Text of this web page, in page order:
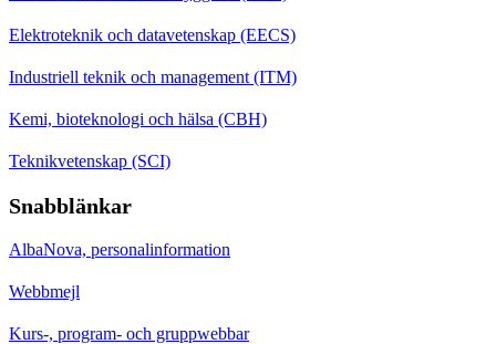
Elektroteknik och datavetenskap (EECS)
Industriell teknik och management (ITM)
Kemi, bioteknologi och hälsa (CBH)
Teknikvetenskap (SCI)
Snabblänkar
AlbaNova, personalinformation
Webbmejl
Kurs-, program- och gruppwebbar